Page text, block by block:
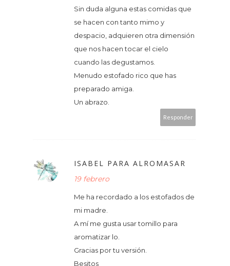
Sin duda alguna estas comidas que
se hacen con tanto mimo y
despacio, adquieren otra dimensión
que nos hacen tocar el cielo
cuando las degustamos.
Menudo estofado rico que has
preparado amiga.
Un abrazo.
Responder
ISABEL PARA ALROMASAR
19 febrero
Me ha recordado a los estofados de
mi madre.
A mí me gusta usar tomillo para
aromatizar lo.
Gracias por tu versión.
Besitos